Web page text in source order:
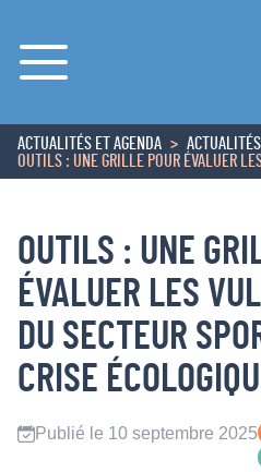
Menu
ACCUEIL
ACTUALITÉS ET AGENDA
ACTUALITÉS
OUTILS : UNE GRILLE POUR ÉVALUER
OUTILS : UNE
ÉVALUER LES
DU SECTEUR
CRISE
Publié le 10 septembre 2025